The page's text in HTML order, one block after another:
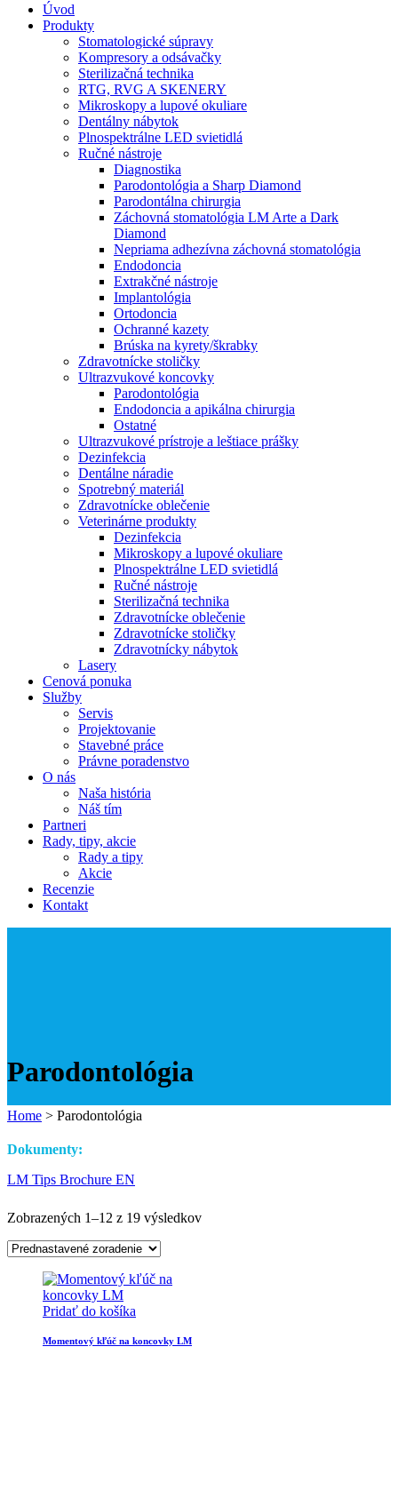
Úvod
Produkty
Stomatologické súpravy
Kompresory a odsávačky
Sterilizačná technika
RTG, RVG A SKENERY
Mikroskopy a lupové okuliare
Dentálny nábytok
Plnospektrálne LED svietidlá
Ručné nástroje
Diagnostika
Parodontológia a Sharp Diamond
Parodontálna chirurgia
Záchovná stomatológia LM Arte a Dark
Diamond
Nepriama adhezívna záchovná stomatológia
Endodoncia
Extrakčné nástroje
Implantológia
Ortodoncia
Ochranné kazety
Brúska na kyrety/škrabky
Zdravotnícke stoličky
Ultrazvukové koncovky
Parodontológia
Endodoncia a apikálna chirurgia
Ostatné
Ultrazvukové prístroje a leštiace prášky
Dezinfekcia
Dentálne náradie
Spotrebný materiál
Zdravotnícke oblečenie
Veterinárne produkty
Dezinfekcia
Mikroskopy a lupové okuliare
Plnospektrálne LED svietidlá
Ručné nástroje
Sterilizačná technika
Zdravotnícke oblečenie
Zdravotnícke stoličky
Zdravotnícky nábytok
Lasery
Cenová ponuka
Služby
Servis
Projektovanie
Stavebné práce
Právne poradenstvo
O nás
Naša história
Náš tím
Partneri
Rady, tipy, akcie
Rady a tipy
Akcie
Recenzie
Kontakt
Parodontológia
Home > Parodontológia
Dokumenty:
LM Tips Brochure EN
Zobrazených 1–12 z 19 výsledkov
Pridať do košíka
Momentový kľúč na koncovky LM